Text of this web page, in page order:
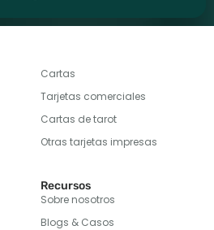
Cartas
Tarjetas comerciales
Cartas de tarot
Otras tarjetas impresas
Recursos
Sobre nosotros
Blogs & Casos